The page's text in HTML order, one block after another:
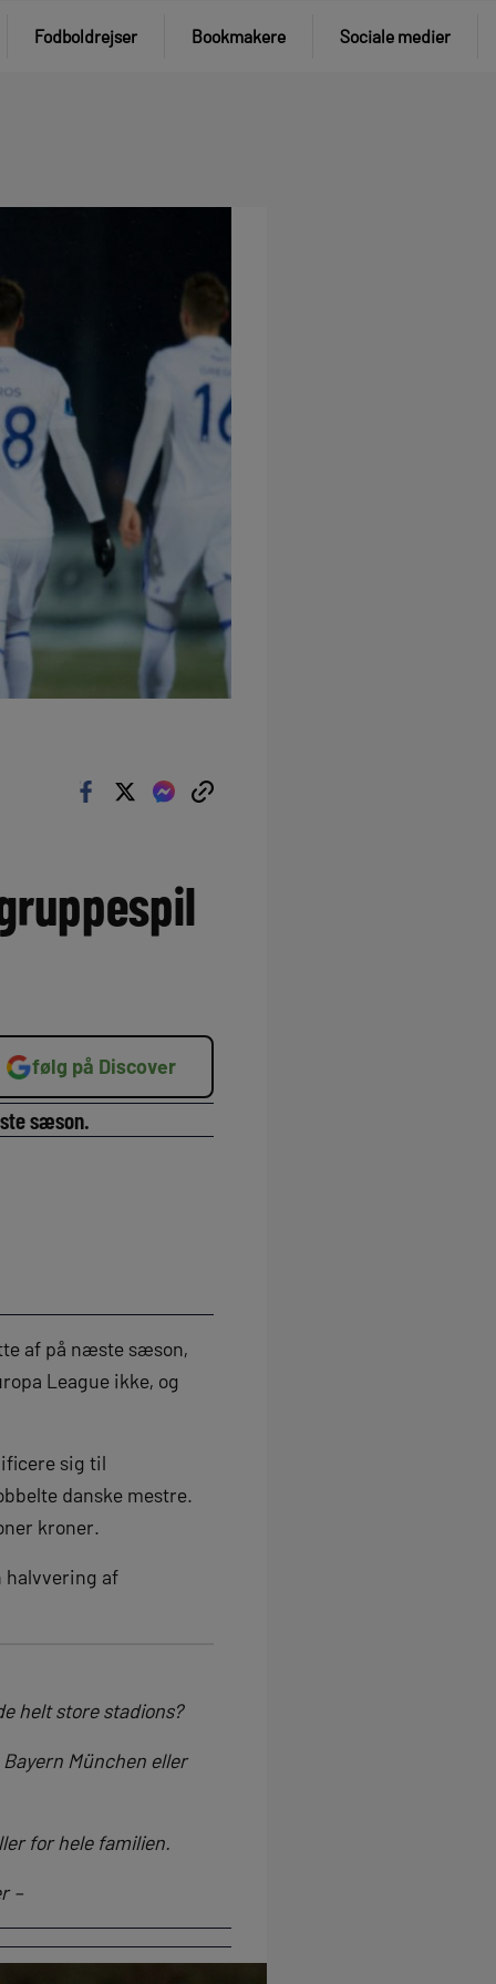
Fodboldrejser Bookmakere Sociale medier
følg på Discover
sæson.
af på næste sæson,
League ikke, og
sig til
danske mestre.
kroner.
halvvering af
helt store stadions?
München eller
for hele familien.
–